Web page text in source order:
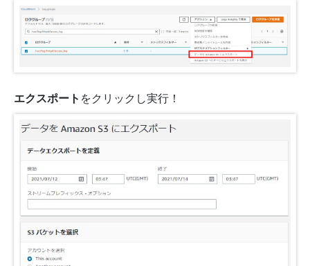
エクスポート をクリックし実行！